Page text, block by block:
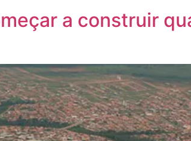
a construir